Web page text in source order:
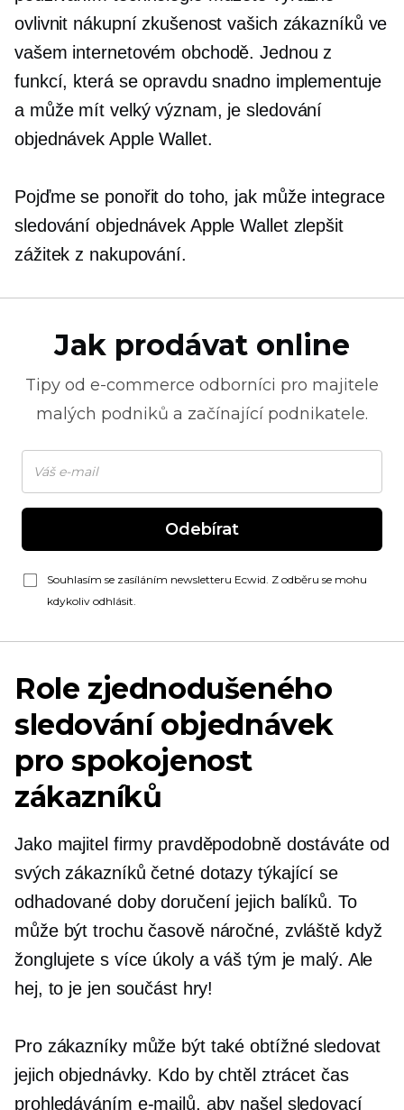
ovlivnit nákupní zkušenost vašich zákazníků ve
vašem internetovém obchodě. Jednou z
funkcí, která se opravdu snadno implementuje
a může mít velký význam, je sledování
objednávek Apple Wallet.
Pojďme se ponořit do toho, jak může integrace
sledování objednávek Apple Wallet zlepšit
zážitek z nakupování.
Jak prodávat online
Tipy od e-commerce odborníci pro majitele
malých podniků a začínající podnikatele.
Odebírat
Souhlasím se zasíláním newsletteru Ecwid. Z odběru se mohu
kdykoliv odhlásit.
Role zjednodušeného
sledování objednávek
pro spokojenost
zákazníků
Jako majitel firmy pravděpodobně dostáváte od
svých zákazníků četné dotazy týkající se
odhadované doby doručení jejich balíků. To
může být trochu časově náročné, zvláště když
žonglujete s více úkoly a váš tým je malý. Ale
hej, to je jen součást hry!
Pro zákazníky může být také obtížné sledovat
jejich objednávky. Kdo by chtěl ztrácet čas
prohledáváním e-mailů, aby našel sledovací